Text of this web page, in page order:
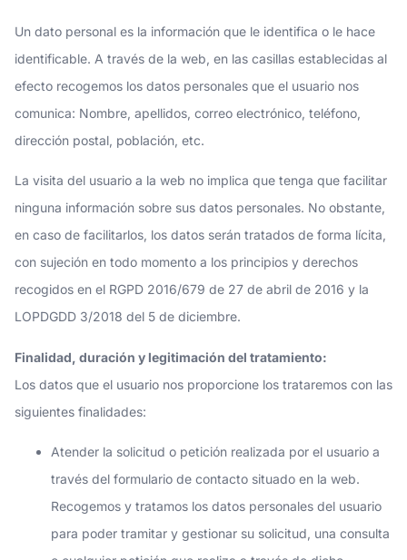
Un dato personal es la información que le identifica o le hace
identificable. A través de la web, en las casillas establecidas al
efecto recogemos los datos personales que el usuario nos
comunica: Nombre, apellidos, correo electrónico, teléfono,
dirección postal, población, etc.
La visita del usuario a la web no implica que tenga que facilitar
ninguna información sobre sus datos personales. No obstante,
en caso de facilitarlos, los datos serán tratados de forma lícita,
con sujeción en todo momento a los principios y derechos
recogidos en el RGPD 2016/679 de 27 de abril de 2016 y la
LOPDGDD 3/2018 del 5 de diciembre.
Finalidad, duración y legitimación del tratamiento:
Los datos que el usuario nos proporcione los trataremos con las
siguientes finalidades:
Atender la solicitud o petición realizada por el usuario a
través del formulario de contacto situado en la web.
Recogemos y tratamos los datos personales del usuario
para poder tramitar y gestionar su solicitud, una consulta